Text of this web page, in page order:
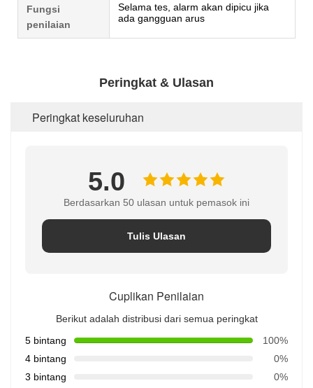
Fungsi
penilaian
Selama tes, alarm akan dipicu jika
ada gangguan arus
Peringkat & Ulasan
Peringkat keseluruhan
5.0
Berdasarkan 50 ulasan untuk pemasok ini
Tulis Ulasan
Cuplikan Penilaian
Berikut adalah distribusi dari semua peringkat
5 bintang
100%
4 bintang
0%
3 bintang
0%